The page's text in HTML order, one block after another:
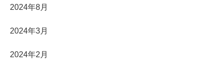
2024年8月
2024年3月
2024年2月